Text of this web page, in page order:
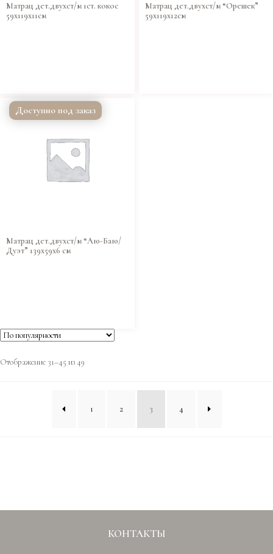
Матрац дет.двухст/м 1ст. кокос
59х119х11см
Матрац дет.двухст/м “Орешек”
59х119х12см
Доступно под заказ
Матрац дет.двухст/м “Аю-Баю/
Дуэт” 139x59x6 см
Отображение 31–45 из 49
1 2 3 4
КОНТАКТЫ